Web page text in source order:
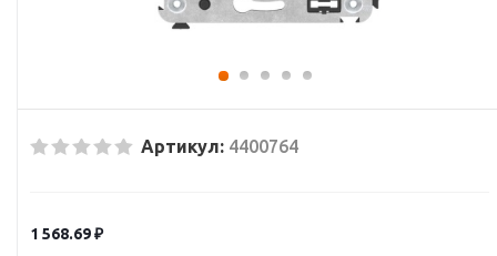
Артикул: 4400764
1 568.69₽